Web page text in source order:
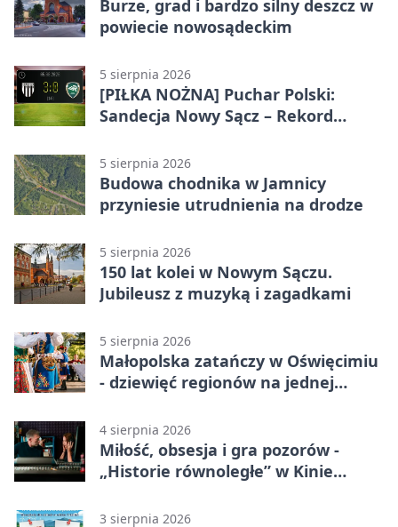
Burze, grad i bardzo silny deszcz w
powiecie nowosądeckim
5 sierpnia 2026
[PIŁKA NOŻNA] Puchar Polski:
Sandecja Nowy Sącz – Rekord
5 sierpnia 2026
Budowa chodnika w Jamnicy
przyniesie utrudnienia na drodze
5 sierpnia 2026
150 lat kolei w Nowym Sączu.
Jubileusz z muzyką i zagadkami
5 sierpnia 2026
Małopolska zatańczy w Oświęcimiu
- dziewięć regionów na jednej
4 sierpnia 2026
Miłość, obsesja i gra pozorów -
„Historie równoległe” w Kinie
3 sierpnia 2026